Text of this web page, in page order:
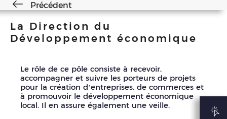
Précédent
La Direction du
Développement économique
Le rôle de ce pôle consiste à recevoir,
accompagner et suivre les porteurs de projets
pour la création d’entreprises, de commerces et
à promouvoir le développement économique
local. Il en assure également une veille.